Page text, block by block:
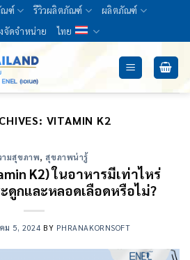
ณฑ์ รีวิวผลิตภัณฑ์
ผลิตภัณฑ์
จัดจำหน่าย
ไทย
VITAMIN K2
มสุขภาพ,สุขภาพน่ารู้
K2) ในอาหารมีเท่าไหร่
ดูกและหลอดเลือดหรือไม่?
ม 5, 2024 BY PHRANAKORNSOFT